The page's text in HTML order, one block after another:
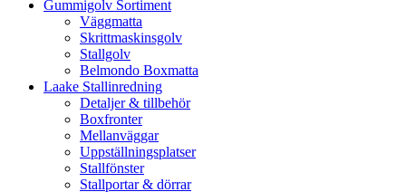
Gummigolv Sortiment
Väggmatta
Skrittmaskinsgolv
Stallgolv
Belmondo Boxmatta
Laake Stallinredning
Detaljer & tillbehör
Boxfronter
Mellanväggar
Uppställningsplatser
Stallfönster
Stallportar & dörrar